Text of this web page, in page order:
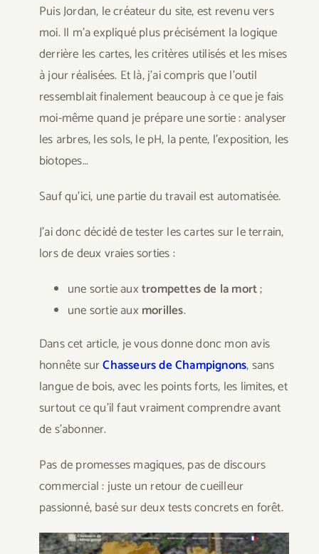
Puis Jordan, le créateur du site, est revenu vers
moi. Il m’a expliqué plus précisément la logique
derrière les cartes, les critères utilisés et les mises
à jour réalisées. Et là, j’ai compris que l’outil
ressemblait finalement beaucoup à ce que je fais
moi-même quand je prépare une sortie : analyser
les arbres, les sols, le pH, la pente, l’exposition, les
biotopes…
Sauf qu’ici, une partie du travail est automatisée.
J’ai donc décidé de tester les cartes sur le terrain,
lors de deux vraies sorties :
une sortie auxtrompettes de la mort;
une sortie aux morilles.
Dans cet article, je vous donne donc mon avis
honnête surChasseurs de Champignons, sans
langue de bois, avec les points forts, les limites, et
surtout ce qu’il faut vraiment comprendre avant
de s’abonner.
Pas de promesses magiques, pas de discours
commercial : juste un retour de cueilleur
passionné, basé sur deux tests concrets en forêt.